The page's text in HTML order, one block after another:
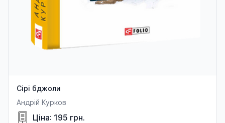
Сірі бджоли
Андрій Курков
Ціна: 195 грн.